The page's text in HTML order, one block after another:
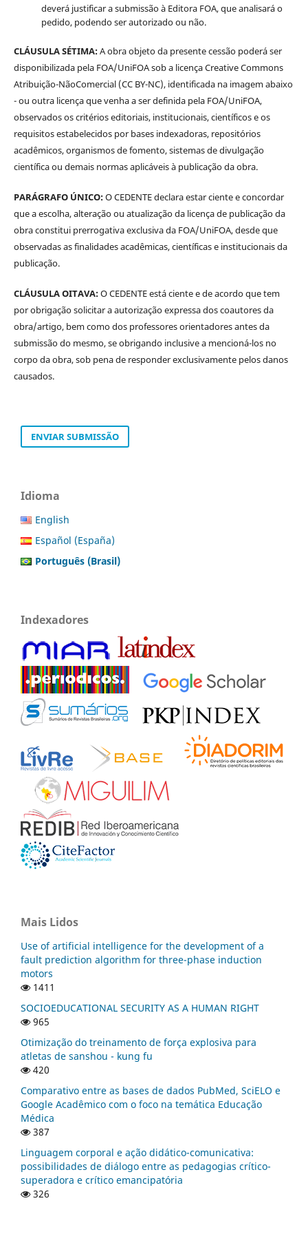
deverá justificar a submissão à Editora FOA, que analisará o
pedido, podendo ser autorizado ou não.
CLÁUSULA SÉTIMA:A obra objeto da presente cessão poderá ser
disponibilizada pela FOA/UniFOA sob a licença Creative Commons
Atribuição-NãoComercial (CC BY-NC), identificada na imagem abaixo
- ou outra licença que venha a ser definida pela FOA/UniFOA,
observados os critérios editoriais, institucionais, científicos e os
requisitos estabelecidos por bases indexadoras, repositórios
acadêmicos, organismos de fomento, sistemas de divulgação
científica ou demais normas aplicáveis à publicação da obra.
PARÁGRAFO ÚNICO:O CEDENTE declara estar ciente e concordar
que a escolha, alteração ou atualização da licença de publicação da
obra constitui prerrogativa exclusiva da FOA/UniFOA, desde que
observadas as finalidades acadêmicas, científicas e institucionais da
publicação.
CLÁUSULA OITAVA:O CEDENTE está ciente e de acordo que tem
por obrigação solicitar a autorização expressa dos coautores da
obra/artigo, bem como dos professores orientadores antes da
submissão do mesmo, se obrigando inclusive a mencioná-los no
corpo da obra, sob pena de responder exclusivamente pelos danos
causados.
ENVIAR SUBMISSÃO
Idioma
English
Español (España)
Português (Brasil)
Indexadores
Mais Lidos
Use of artificial intelligence for the development of a
fault prediction algorithm for three-phase induction
motors
1411
SOCIOEDUCATIONAL SECURITY AS A HUMAN RIGHT
965
Otimização do treinamento de força explosiva para
atletas de sanshou - kung fu
420
Comparativo entre as bases de dados PubMed, SciELO e
Google Acadêmico com o foco na temática Educação
Médica
387
Linguagem corporal e ação didático-comunicativa:
possibilidades de diálogo entre as pedagogias crítico-
superadora e crítico emancipatória
326